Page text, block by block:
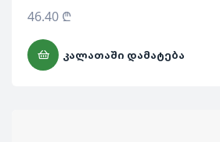
46.40 ₾
ᲙᲐᲚᲐᲗᲐᲨᲘ ᲓᲐᲛᲐᲢᲔᲑᲐ